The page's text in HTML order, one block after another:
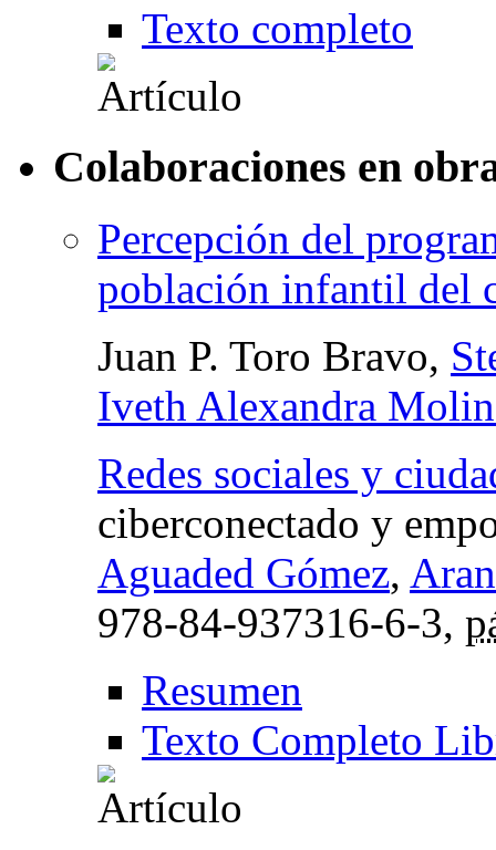
Texto completo
Colaboraciones en
Percepción del
población infantil del
Juan P. Toro Bravo,
Iveth Alexandra
Redes sociales y
ciberconectado y
Aguaded Gómez,
978-84-937316-6-3,
Resumen
Texto Completo